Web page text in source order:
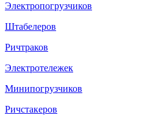
Электропогрузчиков
Штабелеров
Ричтраков
Электротележек
Минипогрузчиков
Ричстакеров